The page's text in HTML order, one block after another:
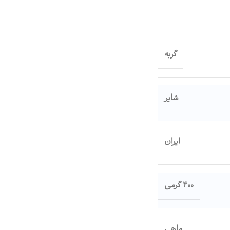
گربه
شایر
ایران
400 گرمی